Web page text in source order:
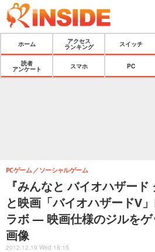
ホーム
アクセス
ランキング
スイッチ
読者
アンケート
スマホ PC
『みんなと バイオハザード
と映画「バイオハザードV
ラボ ― 映画仕様のジルをゲ
画像
PCゲーム ソーシャルゲーム
2012.12.19 Wed 18:15